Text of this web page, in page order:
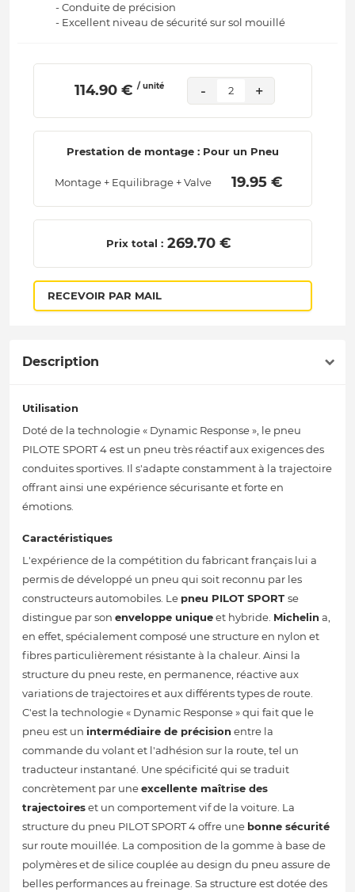
- Conduite de précision
- Excellent niveau de sécurité sur sol mouillé
114.90 € / unité - 2 +
Prestation de montage : Pour un Pneu
Montage + Equilibrage + Valve 19.95 €
Prix total : 269.70 €
RECEVOIR PAR MAIL
Description
Utilisation
Doté de la technologie « Dynamic Response », le pneu
PILOTE SPORT 4 est un pneu très réactif aux exigences des
conduites sportives. Il s'adapte constamment à la trajectoire
offrant ainsi une expérience sécurisante et forte en
émotions.
Caractéristiques
L'expérience de la compétition du fabricant français lui a
permis de développé un pneu qui soit reconnu par les
constructeurs automobiles. Le pneu PILOT SPORT se
distingue par son enveloppe uniqueet hybride. Michelin a,
en effet, spécialement composé une structure en nylon et
fibres particulièrement résistante à la chaleur. Ainsi la
structure du pneu reste, en permanence, réactive aux
variations de trajectoires et aux différents types de route.
C'est la technologie « Dynamic Response » qui fait que le
pneu est un intermédiaire de précision entre la
commande du volant et l'adhésion sur la route, tel un
traducteur instantané. Une spécificité qui se traduit
concrètement par uneexcellente maîtrise des
trajectoireset un comportement vif de la voiture. La
structure du pneu PILOT SPORT 4 offre une bonne sécurité
sur route mouillée. La composition de la gomme à base de
polymères et de silice couplée au design du pneu assure de
belles performances au freinage. Sa structure est dotée des